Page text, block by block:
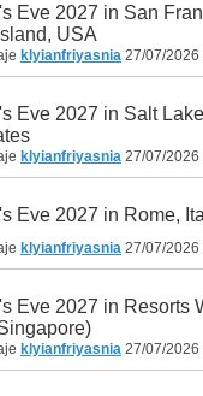
Eve 2027 in San
USA
klyianfriyasnia 27/07/2026
Eve 2027 in Salt
klyianfriyasnia 27/07/2026
Eve 2027 in Rome,
klyianfriyasnia 27/07/2026
Eve 2027 in Resorts
klyianfriyasnia 27/07/2026